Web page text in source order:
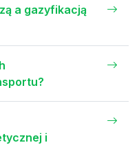
a gazyfikacją
i